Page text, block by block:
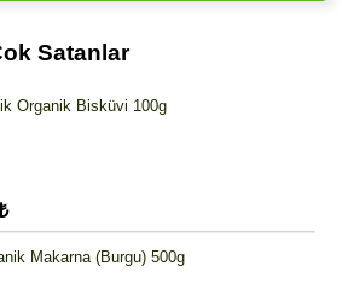
Satanlar
Organik Bisküvi 100g
Makarna (Burgu) 500g